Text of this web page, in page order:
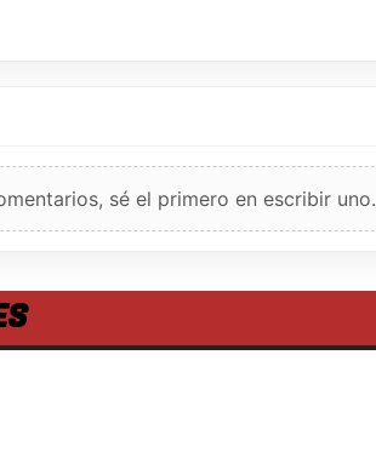
sé el primero en escribir uno.